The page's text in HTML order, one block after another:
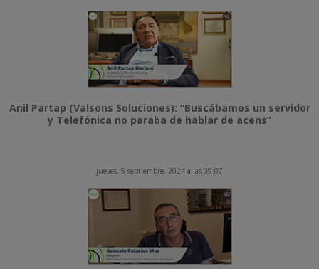
Anil Partap (Valsons Soluciones): “Buscábamos un servidor
y Telefónica no paraba de hablar de acens”
jueves, 5 septiembre, 2024 a las 09:07